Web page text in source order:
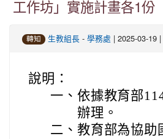
工作坊」實施計畫各1份
轉知 生教組長 - 學務處 | 2025-03-19
說明：
一、 依據教育部
辦理。
二、 教育部為協助